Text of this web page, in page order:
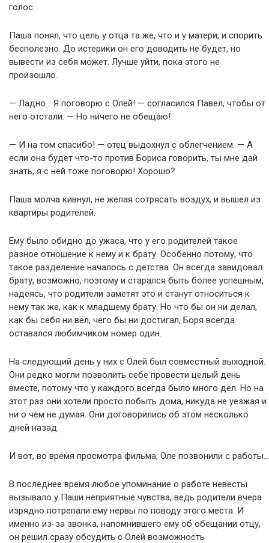
голос.
Паша понял, что цель у отца та же, что и у матери, и спорить
бесполезно. До истерики он его доводить не будет, но
вывести из себя может. Лучше уйти, пока этого не
произошло.
— Ладно… Я поговорю с Олей! — согласился Павел, чтобы от
него отстали. — Но ничего не обещаю!
— И на том спасибо! — отец выдохнул с облегчением. — А
если она будет что-то против Бориса говорить, ты мне дай
знать, я с ней тоже поговорю! Хорошо?
Паша молча кивнул, не желая сотрясать воздух, и вышел из
квартиры родителей.
Ему было обидно до ужаса, что у его родителей такое
разное отношение к нему и к брату. Особенно потому, что
такое разделение началось с детства. Он всегда завидовал
брату, возможно, поэтому и старался быть более успешным,
надеясь, что родители заметят это и станут относиться к
нему так же, как к младшему брату. Но что бы он ни делал,
как бы себя ни вёл, чего бы ни достигал, Боря всегда
оставался любимчиком номер один.
На следующий день у них с Олей был совместный выходной.
Они редко могли позволить себе провести целый день
вместе, потому что у каждого всегда было много дел. Но на
этот раз они хотели просто побыть дома, никуда не уезжая и
ни о чём не думая. Они договорились об этом несколько
дней назад.
И вот, во время просмотра фильма, Оле позвонили с работы…
В последнее время любое упоминание о работе невесты
вызывало у Паши неприятные чувства, ведь родители вчера
изрядно потрепали ему нервы по поводу этого места. И
именно из-за звонка, напомнившего ему об обещании отцу,
он решил сразу обсудить с Олей возможность